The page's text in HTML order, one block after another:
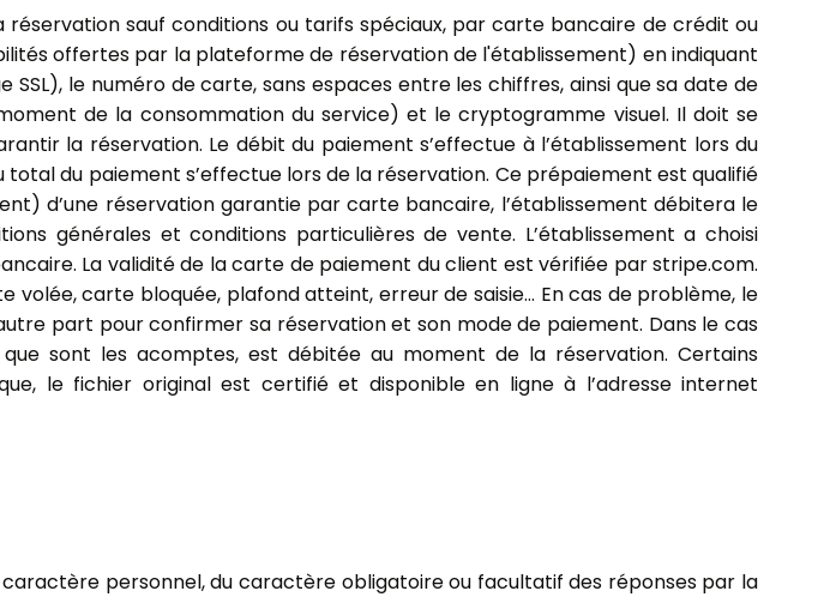
sauf conditions ou tarifs spéciaux, par carte bancaire de crédit ou
offertes par la plateforme de réservation de l'établissement) en indiquant
le numéro de carte, sans espaces entre les chiffres, ainsi que sa date de
de la consommation du service) et le cryptogramme visuel. Il doit se
la réservation. Le débit du paiement s’effectue à l’établissement lors du
du paiement s’effectue lors de la réservation. Ce prépaiement est qualifié
d’une réservation garantie par carte bancaire, l’établissement débitera le
générales et conditions particulières de vente. L’établissement a choisi
La validité de la carte de paiement du client est vérifiée par stripe.com.
carte bloquée, plafond atteint, erreur de saisie… En cas de problème, le
part pour confirmer sa réservation et son mode de paiement. Dans le cas
sont les acomptes, est débitée au moment de la réservation. Certains
le fichier original est certifié et disponible en ligne à l’adresse internet
personnel, du caractère obligatoire ou facultatif des réponses par la